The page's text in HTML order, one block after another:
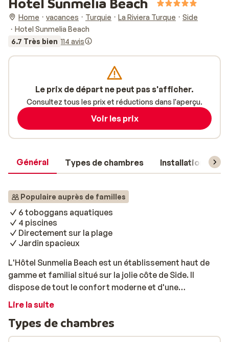
Home vacances Turquie La Riviera Turque
Side
Hotel Sunmelia Beach
6.7 Très bien 114 avis
Général Types de chambres Installations
Populaire auprès de familles
6 toboggans aquatiques
4 piscines
Directement sur la plage
Jardin spacieux
L'Hôtel Sunmelia Beach est un établissement haut de
gamme et familial situé sur la jolie côte de Side. Il
dispose de tout le confort moderne et d'une
atmosphère chaleureuse, ce qui vous permettra de
suites, élégamment décorées, sont toutes équipées
d'installations telles que la climatisation, le Wi-Fi
Lire la suite
Types de chambres
Le prix de départ ne peut pas s'afficher.
Consultez tous les prix et réductions dans l'aperçu.
Voir les prix